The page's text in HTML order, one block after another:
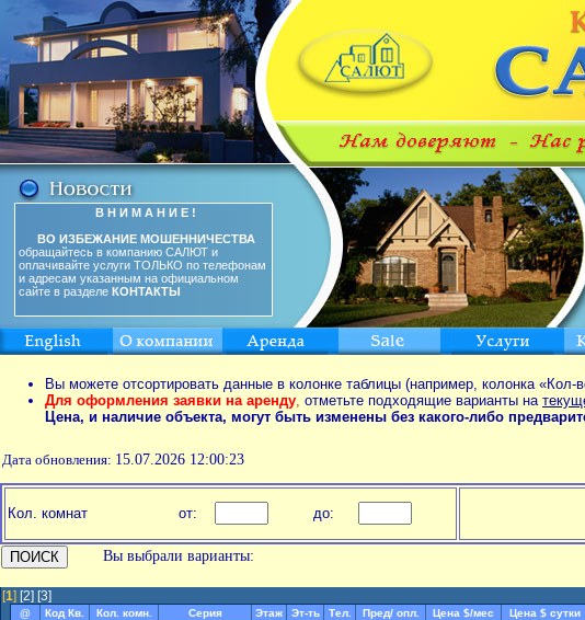
В Н И М А Н И Е !
ВО ИЗБЕЖАНИЕ МОШЕННИЧЕСТВА
обращайтесь в компанию САЛЮТ и
оплачивайте услуги ТОЛЬКО по телефонам
и адресам указанным на официальном
сайте в разделе КОНТАКТЫ
Вы можете отсортировать данные в колонке таблицы (например, колонка
Для оформления заявки на аренду, отметьте подходящие варианты на
Цена, и наличие объекта, могут быть изменены без какого-либо
Дата обновления: 15.07.2026 12:00:23
Кол. комнат от: до:
Вы выбрали варианты:
[1] [2] [3]
@ Код Кв. Кол. комн. Серия Этаж Эт-ть Тел. Пред/ опл. Цена $/мес Цена $ сутки